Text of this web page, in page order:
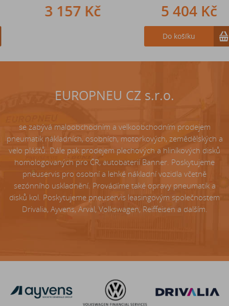
3 157 Kč 5 404 Kč
Do košíku
242 Kč
Do košíku
EUROPNEU CZ s.r.o.
se zabývá maloobchodním a velkoobchodním prodejem
pneumatik nákladních, osobních, motorkových, zemědělských a
velo plášťů. Dále pak prodejem plechových a hliníkových disků
homologovaných pro ČR, autobaterií Banner. Poskytujeme
pneuservis pro osobní a lehké nákladní vozidla včetně
sezónního uskladnění. Provádíme také opravy pneumatik a
disků kol. Poskytujeme pneuservis leasingovým společnostem
Drivalia, Ayvens, Arval, Volkswagen, Reiffeisen a dalším.